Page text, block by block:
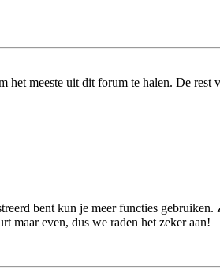
het meeste uit dit forum te halen. De rest
bent kun je meer functies
maar even, dus we raden het zeker aan!